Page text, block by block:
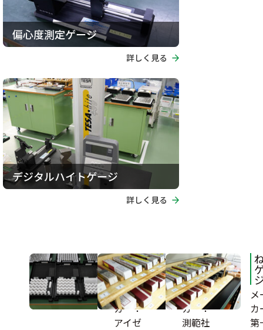
偏心度測定ゲージ
詳しく見る
デジタルハイトゲージ
詳しく見る
ピン
ゲー
ジ
メー
カー：
アイゼ
栓
ゲー
ジ
メー
カー：
測範社
メ
カ
第